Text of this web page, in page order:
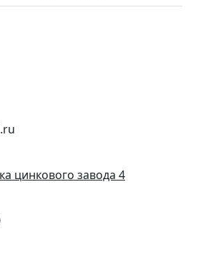
цинкового завода 4